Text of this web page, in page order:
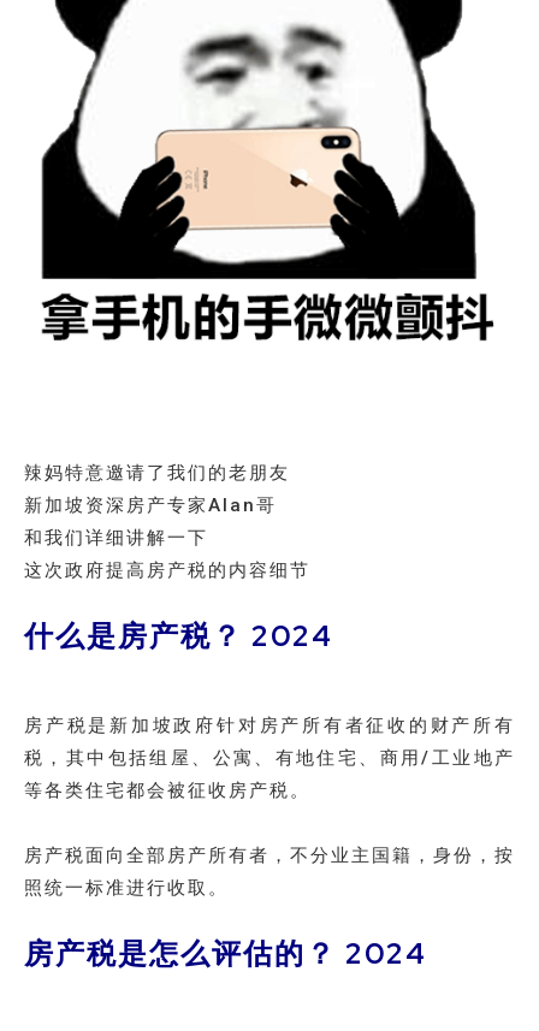
辣妈特意邀请了我们的老朋友
新加坡资深房产专家Alan哥
和我们详细讲解一下
这次政府提高房产税的内容细节
什么是房产税？ 2024
房产税是新加坡政府针对房产所有者征收的财产所有
税，其中包括组屋、公寓、有地住宅、商用/工业地产
等各类住宅都会被征收房产税。
房产税面向全部房产所有者，不分业主国籍，身份，按
照统一标准进行收取。
房产税是怎么评估的？ 2024